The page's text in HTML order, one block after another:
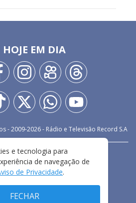
HOJE EM DIA
- 2009-2026- Rádio e Televisão Record S.A
CONOSCO
PRIVACIDADE
E CONDIÇÕES DE USO
e tecnologia para
de navegação de
de Privacidade.
FECHAR